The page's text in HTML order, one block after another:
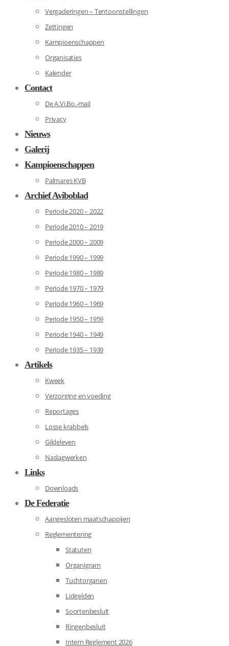
Vergaderingen – Tentoonstellingen
Zettingen
Kampioenschappen
Organisaties
Kalender
Contact
De A.Vi.Bo.-mail
Privacy
Nieuws
Galerij
Kampioenschappen
Palmares KVB
Archief Aviboblad
Periode 2020 – 2022
Periode 2010 – 2019
Periode 2000 – 2009
Periode 1990 – 1999
Periode 1980 – 1989
Periode 1970 – 1979
Periode 1960 – 1969
Periode 1950 – 1959
Periode 1940 – 1949
Periode 1935 – 1939
Artikels
Kweek
Verzorging en voeding
Reportages
Losse krabbels
Gildeleven
Naslagwerken
Links
Downloads
De Federatie
Aangesloten maatschappijen
Reglementering
Statuten
Organigram
Tuchtorganen
Lidgelden
Soortenbesluit
Ringenbesluit
Intern Reglement 2026